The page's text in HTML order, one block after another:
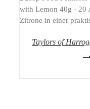
Taylors of
–